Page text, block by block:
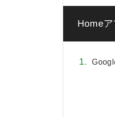
Home